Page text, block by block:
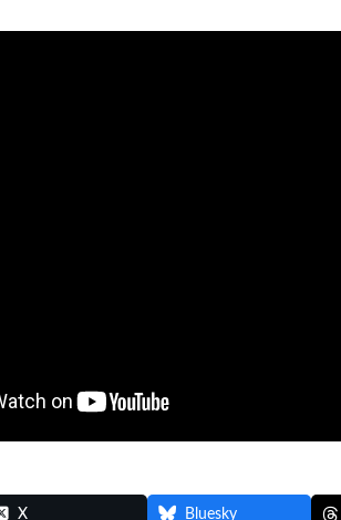
X Bluesky